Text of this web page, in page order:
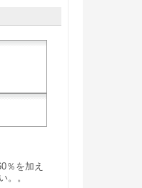
％を加え
。。